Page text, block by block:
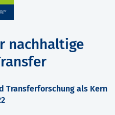
nachhaltige
Transferforschung als Kern